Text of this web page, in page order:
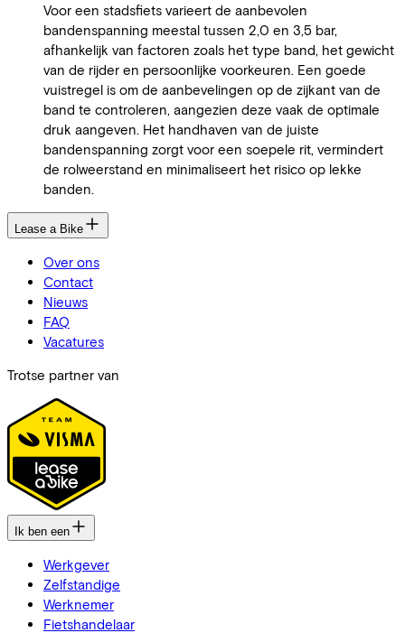
Voor een stadsfiets varieert de aanbevolen
bandenspanning meestal tussen 2,0 en 3,5 bar,
afhankelijk van factoren zoals het type band, het gewicht
van de rijder en persoonlijke voorkeuren. Een goede
vuistregel is om de aanbevelingen op de zijkant van de
band te controleren, aangezien deze vaak de optimale
druk aangeven. Het handhaven van de juiste
bandenspanning zorgt voor een soepele rit, vermindert
de rolweerstand en minimaliseert het risico op lekke
banden.
Lease a Bike
Over ons
Contact
Nieuws
FAQ
Vacatures
Trotse partner van
Ik ben een
Werkgever
Zelfstandige
Werknemer
Fietshandelaar